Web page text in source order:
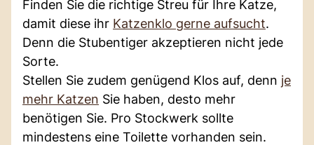
Finden Sie die richtige Streu für Ihre Katze,
damit diese ihr Katzenklo gerne aufsucht.
Denn die Stubentiger akzeptieren nicht jede
Sorte.
Stellen Sie zudem genügend Klos auf, denn je
mehr Katzen Sie haben, desto mehr
benötigen Sie. Pro Stockwerk sollte
mindestens eine Toilette vorhanden sein.